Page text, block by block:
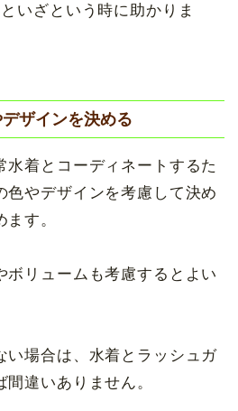
いざという時に助かりま
ザインを決める
水着とコーディネートするた
色やデザインを考慮して決め
す。
ボリュームも考慮するとよい
い場合は、水着とラッシュガ
違いありません。